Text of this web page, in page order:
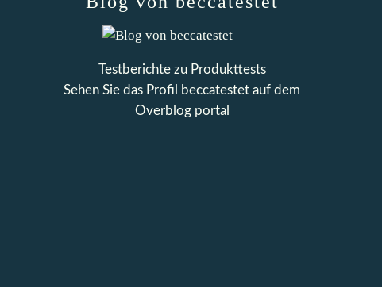
Testberichte zu Produkttests
Sehen Sie das Profil
beccatestet auf dem
Overblog portal